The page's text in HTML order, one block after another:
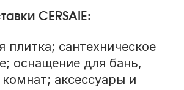
CERSAIE:
плитка; сантехническое
оснащение для бань,
аксессуары и